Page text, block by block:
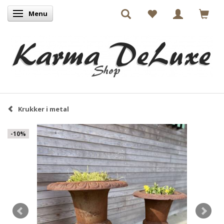
Skifte navigation
Menu
Krukker i metal
-10%